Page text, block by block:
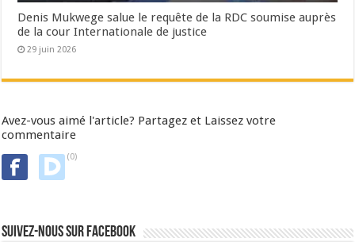
Denis Mukwege salue le requête de la RDC soumise auprès
de la cour Internationale de justice
29 juin 2026
Avez-vous aimé l'article? Partagez et Laissez votre
commentaire
(0)
Suivez-nous sur Facebook